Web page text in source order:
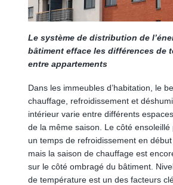
Le système de distribution de
bâtiment efface les différences de
entre appartements
Dans les immeubles d’habitation, le
chauffage, refroidissement et
intérieur varie entre différents
de la même saison. Le côté
un temps de refroidissement en début
mais la saison de chauffage est
sur le côté ombragé du bâtiment.
de température est un des facteurs